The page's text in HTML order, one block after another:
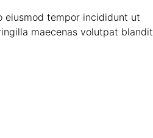
Logistics
Set
eiusmod tempor incididunt ut
maecenas volutpat blandit